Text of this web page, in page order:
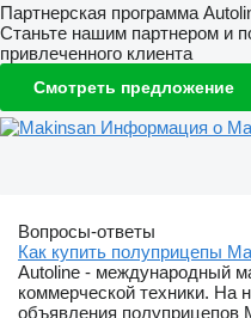
Партнерская программа
Станьте нашим партнером и
привлеченного клиента
Смотреть предложение
Информация о
Вопросы-ответы
Как купить полуприцепы
Autoline - международный
коммерческой техники. На
объявления полуприцепов